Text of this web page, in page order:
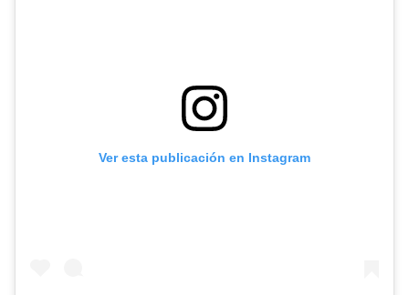
Ver esta publicación en Instagram